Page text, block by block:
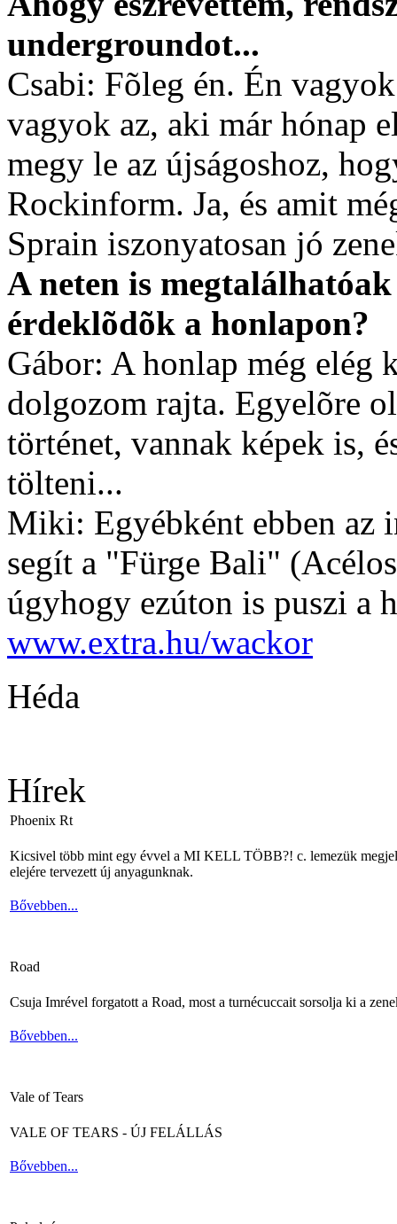
undergroundot...
Csabi: Fõleg én. Én
vagyok az, aki már hónap
megy le az újságoshoz,
Rockinform. Ja, és amit
Sprain iszonyatosan jó
A neten is
érdeklõdõk a honlapon?
Gábor: A honlap még elég
dolgozom rajta. Egyelõre
történet, vannak képek is,
tölteni...
Miki: Egyébként ebben az
segít a "Fürge Bali"
úgyhogy ezúton is puszi a
www.extra.hu/wackor
Héda
Hírek
Phoenix Rt
Kicsivel több mint egy évvel a MI KELL TÖBB?! c. lemezük
elejére tervezett új anyagunknak.
Bővebben...
Road
Csuja Imrével forgatott a Road, most a turnécuccait sorsolja ki a
Bővebben...
Vale of Tears
VALE OF TEARS - ÚJ FELÁLLÁS
Bővebben...